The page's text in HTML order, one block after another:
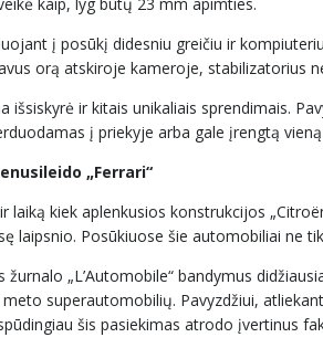
į posūkį didesniu greičiu ir
orą atskiroje kameroje, stabilizatorius
išsiskyrė ir kitais unikaliais sprendimais.
į priekyje arba gale įrengtą
„Ferrari“
laiką kiek aplenkusios konstrukcijos
laipsnio. Posūkiuose šie automobiliai ne
žurnalo „L’Automobile“ bandymus
superautomobilių. Pavyzdžiui,
šis pasiekimas atrodo įvertinus